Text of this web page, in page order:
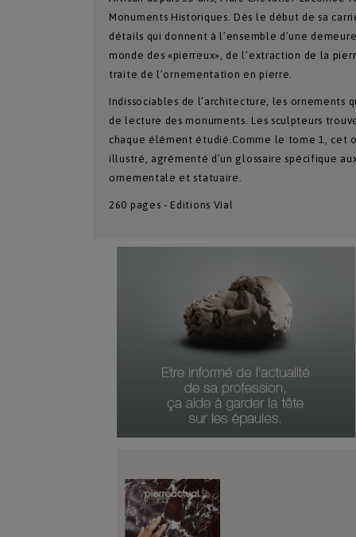
Monuments Historiques. Dès le début de sa
détails qui donnent à l’ensemble d’une
monde des «pierreux», de l’extraction de la
traite de l’ornementation en pierre.
Indissociables de l’architecture, les
de lecture des monuments. Les sculpteurs
chaque élément étudié.Comme le tome 1, cet
illustré, agrémenté d’un glossaire spécifique
ornementale et statuaire.
260 pages - Editions Vial